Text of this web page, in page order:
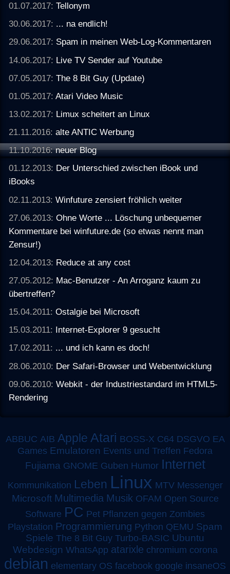
01.07.2017:Tellonym
30.06.2017: ... na endlich!
29.06.2017: Spam in meinen Web-Log-Kommentaren
14.06.2017: Live TV Sender auf Youtube
07.05.2017:The 8 Bit Guy (Update)
01.05.2017:Atari Video Music
13.02.2017: Limux scheitert an Linux
21.11.2016:alte ANTIC Werbung
11.10.2016:neuer Blog
01.12.2013: Der Unterschied zwischen iBook und
iBooks
02.11.2013:Winfuture zensiert fröhlich weiter
27.06.2013:Ohne Worte ... Löschung unbequemer
Kommentare bei winfuture.de (so etwas nennt man
Zensur!)
12.04.2013: Reduce at any cost
27.05.2012: Mac-Benutzer - An Arroganz kaum zu
übertreffen?
15.04.2011:Ostalgie bei Microsoft
15.03.2011: Internet-Explorer 9 gesucht
17.02.2011: ... und ich kann es doch!
28.06.2010: Der Safari-Browser und Webentwicklung
09.06.2010:Webkit - der Industriestandard im HTML5-
Rendering
ABBUC AIB Apple Atari BOSS-X C64 DSGVO EA
Games Emulatoren Events und Treffen Fedora
Fujiama GNOME Guben Humor Internet
Kommunikation Leben Linux MTV Messenger
Microsoft Multimedia Musik OFAM Open Source
Software PC Pet Pflanzen gegen Zombies
Playstation Programmierung Python QEMU Spam
Spiele The 8 Bit Guy Turbo-BASIC Ubuntu
Webdesign WhatsApp atarixle chromium corona
debian elementary OS facebook google insaneOS